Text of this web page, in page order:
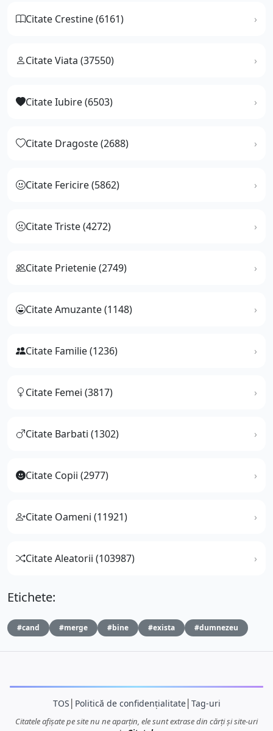
Citate Crestine (6161)
Citate Viata (37550)
Citate Iubire (6503)
Citate Dragoste (2688)
Citate Fericire (5862)
Citate Triste (4272)
Citate Prietenie (2749)
Citate Amuzante (1148)
Citate Familie (1236)
Citate Femei (3817)
Citate Barbati (1302)
Citate Copii (2977)
Citate Oameni (11921)
Citate Aleatorii (103987)
Etichete:
#cand #merge #bine #exista #dumnezeu
TOS Politică de confidențialitate│ Tag-uri
Citatele afișate pe site nu ne aparțin, ele sunt extrase din cărți și site-uri